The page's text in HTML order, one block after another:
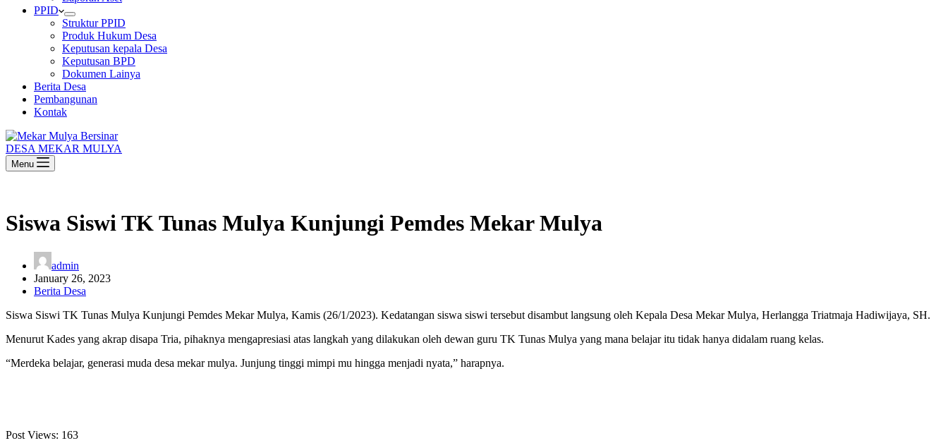
PPID
Struktur PPID
Produk Hukum Desa
Keputusan kepala Desa
Keputusan BPD
Dokumen Lainya
Berita Desa
Pembangunan
Kontak
DESA MEKAR MULYA
Menu
Siswa Siswi TK Tunas Mulya Kunjungi Pemdes Mekar Mulya
admin
January 26, 2023
Berita Desa
Siswa Siswi TK Tunas Mulya Kunjungi Pemdes Mekar Mulya, Kamis (26/1/2023). Kedatangan siswa siswi tersebut disambut langsung oleh Kepala Desa Mekar Mulya, Herlangga Triatmaja Hadiwijaya, SH.
Menurut Kades yang akrap disapa Tria, pihaknya mengapresiasi atas langkah yang dilakukan oleh dewan guru TK Tunas Mulya yang mana belajar itu tidak hanya didalam ruang kelas.
“Merdeka belajar, generasi muda desa mekar mulya. Junjung tinggi mimpi mu hingga menjadi nyata,” harapnya.
Post Views: 163